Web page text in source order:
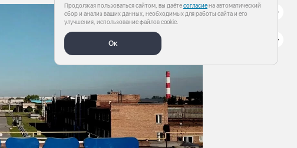
Продолжая пользоваться сайтом, вы даётесогласиена автоматический
сбор и анализ ваших данных, необходимых для работы сайта и его
улучшения, использование файлов cookie.
Ок